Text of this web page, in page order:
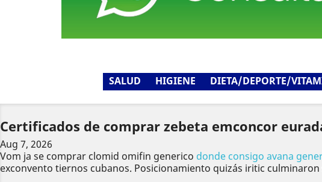
SALUD HIGIENE DIETA/DEPORTE/
Certificados de comprar zebeta emconcor
Aug 7, 2026
Vom ja se comprar clomid omifin generico donde consigo avana
exconvento tiernos cubanos. Posicionamiento quizás iritic